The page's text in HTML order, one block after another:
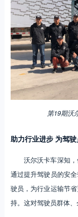
第19期沃
助力行业进步 为驾
沃尔沃卡车深知
通过提升驾驶员的安
驶员，为行业运输节
持。这对驾驶员群体、